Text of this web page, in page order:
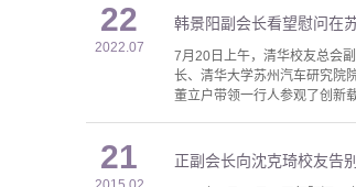
22
2022.07
韩景阳副会长看望慰问在
7月20日上午，清华校友总会
长、清华大学苏州汽车研究院
董立户带领一行人参观了创新
21 正副会长向沈克琦校友告别